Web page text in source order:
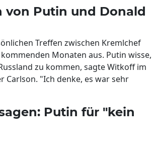
von Putin und Donald
Treffen zwischen Kremlchef
Monaten aus. Putin wisse,
zu kommen, sagte Witkoff im
Carlson. "Ich denke, es war sehr
Putin für "kein